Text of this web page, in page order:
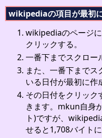
wikipediaの項目が最初
wikipediaのページ
クリックする。
一番下までスクロー
また、一番下まで
いる日付が最初に作
その日付をクリック
きます。mkun自身
ト)ですが、
せると1,708バイトに